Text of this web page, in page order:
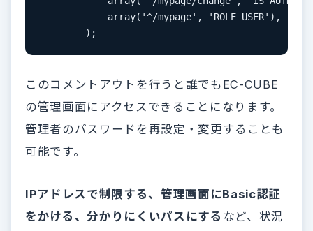
            array('^/mypage', 'ROLE_USER'),
        );
このコメントアウトを行うと誰でもEC-CUBE
の管理画面にアクセスできることになります。
管理者のパスワードを再設定・変更することも
可能です。
IPアドレスで制限する、管理画面にBasic認証
をかける、分かりにくいパスにする など、状況